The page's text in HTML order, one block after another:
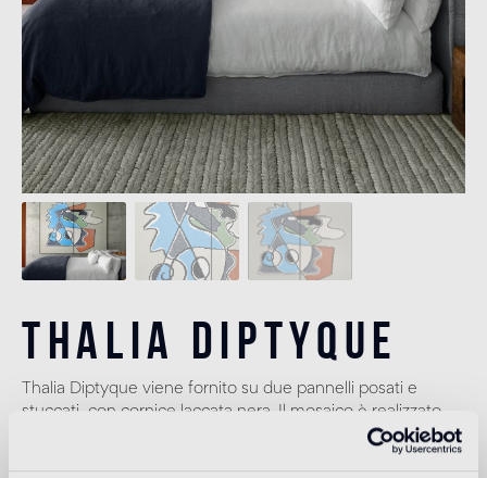
Thalia Diptyque
Thalia Diptyque viene fornito su due pannelli posati e
stuccati, con cornice laccata nera. Il mosaico è realizzato
con tessere 10x10 mm, in tecnica digitale. Dimensioni:
122x207(h) cm a pannello, totale 244x207(h) cm. Peso: